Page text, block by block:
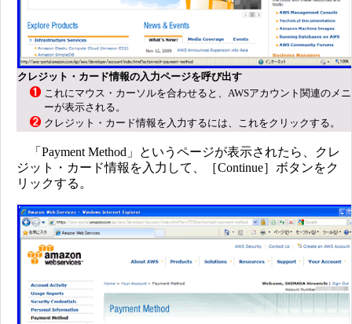
クレジット・カード情報の入力ページを呼び出す
これにマウス・カーソルを合わせると、AWSアカウント関連のメ
ーが表示される。
クレジット・カード情報を入力するには、これをクリックする。
「Payment Method」というページが表示されたら、クレ
ジット・カード情報を入力して、［Continue］ボタンをク
リックする。